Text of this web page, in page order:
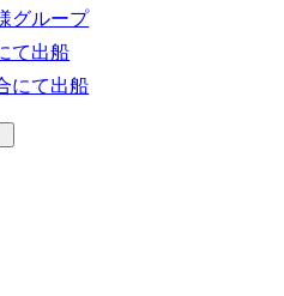
グループ
て出船
にて出船